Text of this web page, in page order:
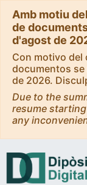
Amb motiu
de
d'agost de
Con motivo del
documentos se
de 2026.
Due to the
resume
any